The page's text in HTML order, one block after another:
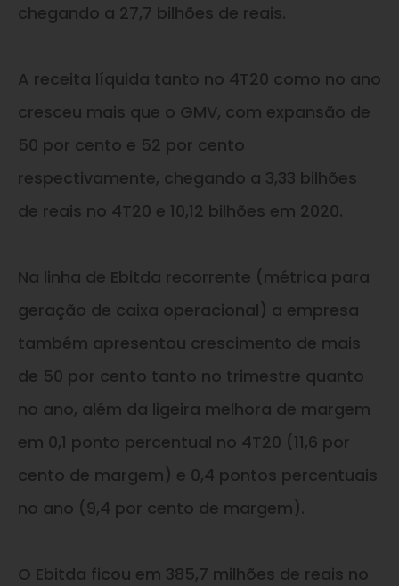
chegando a 27,7 bilhões de reais.
A receita líquida tanto no 4T20 como no ano
cresceu mais que o GMV, com expansão de
50 por cento e 52 por cento
respectivamente, chegando a 3,33 bilhões
de reais no 4T20 e 10,12 bilhões em 2020.
Na linha de Ebitda recorrente (métrica para
geração de caixa operacional) a empresa
também apresentou crescimento de mais
de 50 por cento tanto no trimestre quanto
no ano, além da ligeira melhora de margem
em 0,1 ponto percentual no 4T20 (11,6 por
cento de margem) e 0,4 pontos percentuais
no ano (9,4 por cento de margem).
O Ebitda ficou em 385,7 milhões de reais no